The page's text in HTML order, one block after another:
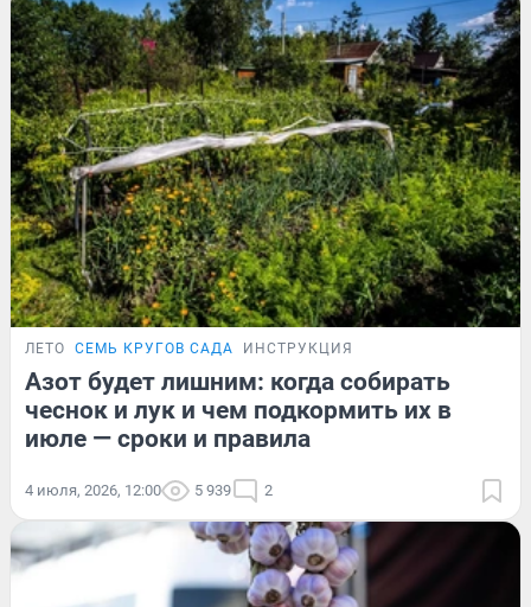
ЛЕТО СЕМЬ КРУГОВ САДА ИНСТРУКЦИЯ
Азот будет лишним: когда собирать
чеснок и лук и чем подкормить их в
июле — сроки и правила
4 июля, 2026, 12:00 5 939 2